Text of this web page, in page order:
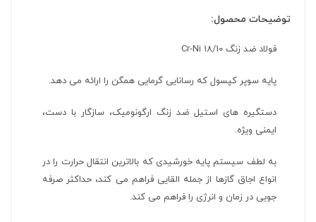
توضیحات محصول:
فولاد ضد زنگ 18/10 Cr-Ni
پایه سوپر کپسول که رسانایی گرمایی همگن را ارائه می دهد.
دستگیره های استیل ضد زنگ ارگونومیک، سازگار با دست،
ایمنی ویژه.
به لطف سیستم پایه خورشیدی که بالاترین انتقال حرارت را در
انواع اجاق گازها از جمله القایی فراهم می کند، حداکثر صرفه
جویی در زمان و انرژی را فراهم می کند.